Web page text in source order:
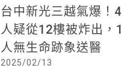
台中新光三越氣爆！4
人疑從12樓被炸出，1
人無生命跡象送醫
2025/02/13